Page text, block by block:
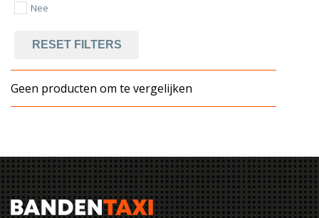
Nee
RESET FILTERS
Geen producten om te vergelijken